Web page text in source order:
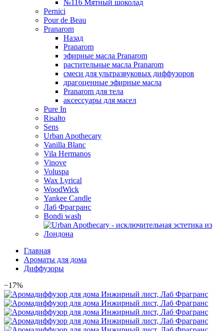
№116 Мятный шоколад
Pernici
Pour de Beau
Pranarom
Назад
Pranarom
эфирные масла Pranarom
растительные масла Pranarom
смеси для ультразвуковых диффузоров
драгоценные эфирные масла
Pranarom для тела
аксессуары для масел
Pure In
Risalto
Sens
Urban Apothecary
Vanilla Blanc
Vila Hermanos
Vinove
Voluspa
Wax Lyrical
WoodWick
Yankee Candle
Лаб Фрагранс
Bondi wash
Главная
Ароматы для дома
Диффузоры
−17%